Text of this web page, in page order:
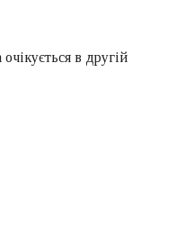
в другій